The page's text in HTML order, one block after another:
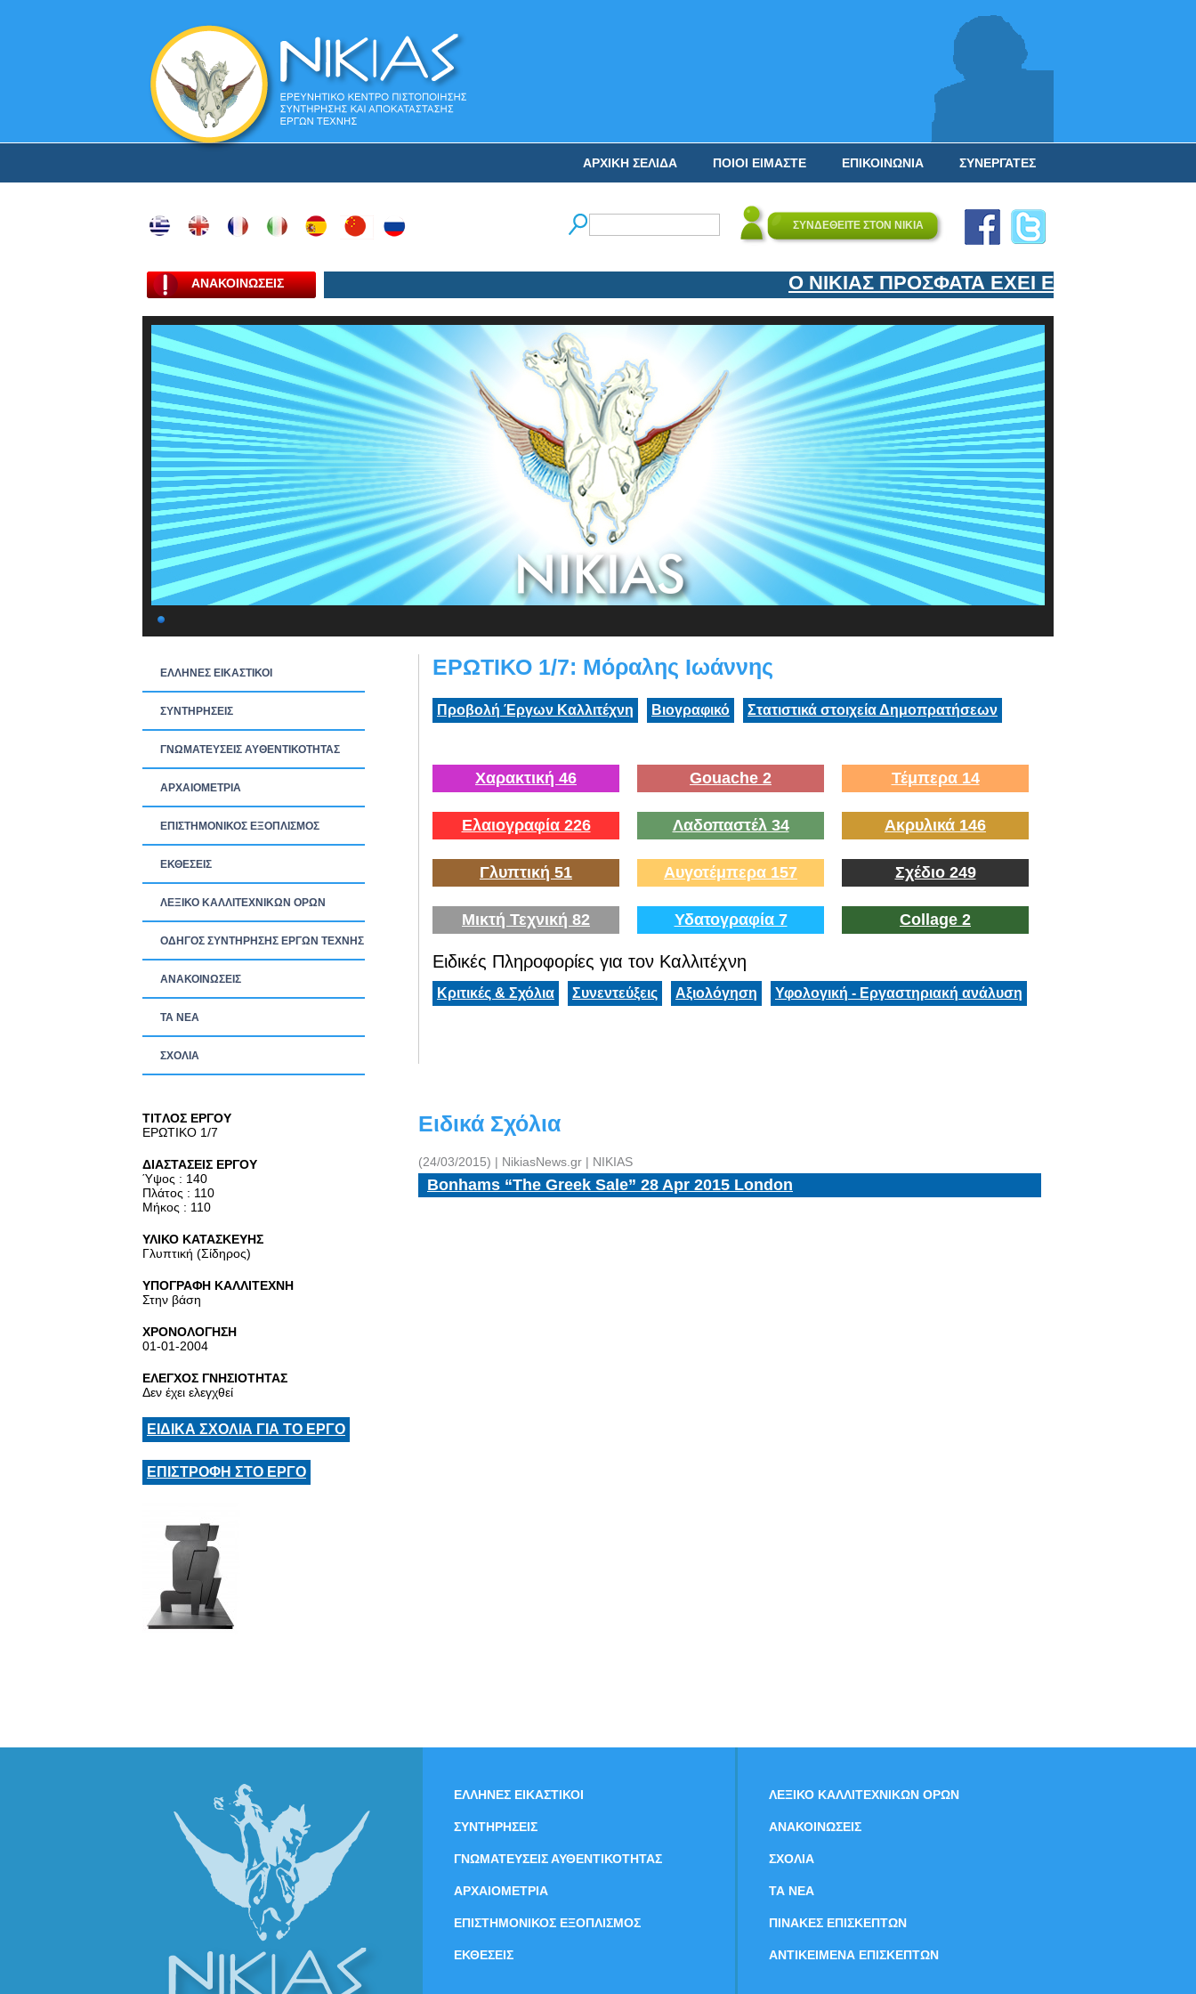
ΣΥΝΕΡΓΑΤΕΣ
ΕΠΙΚΟΙΝΩΝΙΑ
ΠΟΙΟΙ ΕΙΜΑΣΤΕ
ΑΡΧΙΚΗ ΣΕΛΙΔΑ
ΣΥΝΔΕΘΕΙΤΕ ΣΤΟΝ ΝΙΚΙΑ
ΑΝΑΚΟΙΝΩΣΕΙΣ Ο ΝΙΚΙΑΣ ΠΡΟΣΦΑΤΑ ΕΧΕΙ ΕΝΤΑΞΕΙ ΣΤΟΝ
ΕΛΛΗΝΕΣ ΕΙΚΑΣΤΙΚΟΙ
ΣΥΝΤΗΡΗΣΕΙΣ
ΓΝΩΜΑΤΕΥΣΕΙΣ ΑΥΘΕΝΤΙΚΟΤΗΤΑΣ
ΑΡΧΑΙΟΜΕΤΡΙΑ
ΕΠΙΣΤΗΜΟΝΙΚΟΣ ΕΞΟΠΛΙΣΜΟΣ
ΕΚΘΕΣΕΙΣ
ΛΕΞΙΚΟ ΚΑΛΛΙΤΕΧΝΙΚΩΝ ΟΡΩΝ
ΟΔΗΓΟΣ ΣΥΝΤΗΡΗΣΗΣ ΕΡΓΩΝ ΤΕΧΝΗΣ
ΑΝΑΚΟΙΝΩΣΕΙΣ
ΤΑ ΝEΑ
ΣΧΟΛΙΑ
ΕΡΩΤΙΚΟ 1/7: Μόραλης Ιωάννης
Προβολή Έργων Καλλιτέχνη Βιογραφικό Στατιστικά στοιχεία Δημοπρατήσεων
Χαρακτική 46 Gouache 2 Τέμπερα 14
Ελαιογραφία 226 Λαδοπαστέλ 34 Ακρυλικά 146
Γλυπτική 51 Αυγοτέμπερα 157 Σχέδιο 249
Μικτή Τεχνική 82 Υδατογραφία 7 Collage 2
Ειδικές Πληροφορίες για τον Καλλιτέχνη
Κριτικές & Σχόλια Συνεντεύξεις Αξιολόγηση Υφολογική - Εργαστηριακή ανάλυση
TITΛΟΣ ΕΡΓΟΥ
ΕΡΩΤΙΚΟ 1/7
ΔΙΑΣΤΑΣΕΙΣ ΕΡΓΟΥ
Ύψος : 140
Πλάτος : 110
Μήκος : 110
ΥΛΙΚΟ ΚΑΤΑΣΚΕΥΗΣ
Γλυπτική (Σίδηρος)
ΥΠΟΓΡΑΦΗ ΚΑΛΛΙΤΕΧΝΗ
Στην βάση
ΧΡΟΝΟΛΟΓΗΣΗ
01-01-2004
ΕΛΕΓΧΟΣ ΓΝΗΣΙΟΤΗΤΑΣ
Δεν έχει ελεγχθεί
ΕΙΔΙΚΑ ΣΧΟΛΙΑ ΓΙΑ ΤΟ ΕΡΓΟ
ΕΠΙΣΤΡΟΦΗ ΣΤΟ ΕΡΓΟ
Ειδικά Σχόλια
(24/03/2015) | NikiasNews.gr | NIKIAS
Bonhams “The Greek Sale” 28 Apr 2015 London
ΕΛΛΗΝΕΣ ΕΙΚΑΣΤΙΚΟΙ
ΣΥΝΤΗΡΗΣΕΙΣ
ΓΝΩΜΑΤΕΥΣΕΙΣ ΑΥΘΕΝΤΙΚΟΤΗΤΑΣ
ΑΡΧΑΙΟΜΕΤΡΙΑ
ΕΠΙΣΤΗΜΟΝΙΚΟΣ ΕΞΟΠΛΙΣΜΟΣ
ΕΚΘΕΣΕΙΣ
ΛΕΞΙΚΟ ΚΑΛΛΙΤΕΧΝΙΚΩΝ ΟΡΩΝ
ΑΝΑΚΟΙΝΩΣΕΙΣ
ΣΧΟΛΙΑ
ΤΑ ΝEΑ
ΠΙΝΑΚΕΣ ΕΠΙΣΚΕΠΤΩΝ
ΑΝΤΙΚΕΙΜΕΝΑ ΕΠΙΣΚΕΠΤΩΝ